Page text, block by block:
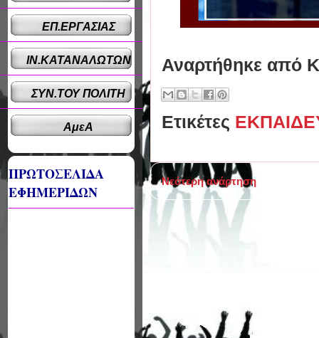
Αναρτήθηκε από
Ετικέτες
Νεότερη ανάρτηση
ΕΠ.ΕΡΓΑΣΙΑΣ
ΙΝ.ΚΑΤΑΝΑΛΩΤΩΝ
ΣΥΝ.ΤΟΥ ΠΟΛΙΤΗ
ΑμεΑ
ΠΡΩΤΟΣΕΛΙΔΑ
ΕΦΗΜΕΡΙΔΩΝ